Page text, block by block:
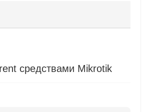
средствами Mikrotik